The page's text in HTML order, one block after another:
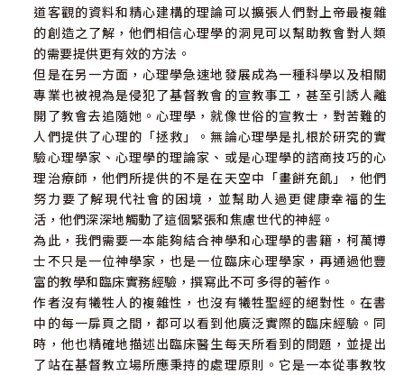
道客觀的資料和精心建構的理論可以擴張人們對上帝最複雜
的創造之了解，他們相信心理學的洞見可以幫助教會對人類
的需要提供更有效的方法。
但是在另一方面，心理學急速地發展成為一種科學以及相關
專業也被視為是侵犯了基督教會的宣教事工，甚至引誘人離
開了教會去追隨她。心理學，就像世俗的宣教士，對苦難的
人們提供了心理的「拯救」。無論心理學是扎根於研究的實
驗心理學家、心理學的理論家、或是心理學的諮商技巧的心
理治療師，他們所提供的不是在天空中「畫餅充飢」，他們
努力要了解現代社會的困境，並幫助人過更健康幸福的生
活，他們深深地觸動了這個緊張和焦慮世代的神經。
為此，我們需要一本能夠結合神學和心理學的書籍，柯萬博
士不只是一位神學家，也是一位臨床心理學家，再通過他豐
富的教學和臨床實務經驗，撰寫此不可多得的著作。
作者沒有犧牲人的複雜性，也沒有犧牲聖經的絕對性。在書
中的每一扉頁之間，都可以看到他廣泛實際的臨床經驗。同
時，他也精確地描述出臨床醫生每天所看到的問題，並提出
了站在基督教立場所應秉持的處理原則。它是一本從事教牧